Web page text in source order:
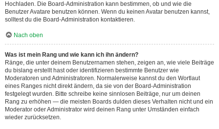
Hochladen. Die Board-Administration kann bestimmen, ob und wie die
Benutzer Avatare benutzen können. Wenn du keinen Avatar benutzen kannst,
solltest du die Board-Administration kontaktieren.
Nach oben
Was ist mein Rang und wie kann ich ihn ändern?
Ränge, die unter deinem Benutzernamen stehen, zeigen an, wie viele Beiträge
du bislang erstellt hast oder identifizieren bestimmte Benutzer wie
Moderatoren und Administratoren. Normalerweise kannst du den Wortlaut
eines Ranges nicht direkt ändern, da sie von der Board-Administration
festgelegt wurden. Bitte schreibe keine sinnlosen Beiträge, nur um deinen
Rang zu erhöhen — die meisten Boards dulden dieses Verhalten nicht und ein
Moderator oder Administrator wird deinen Rang unter Umständen einfach
wieder zurücksetzen.